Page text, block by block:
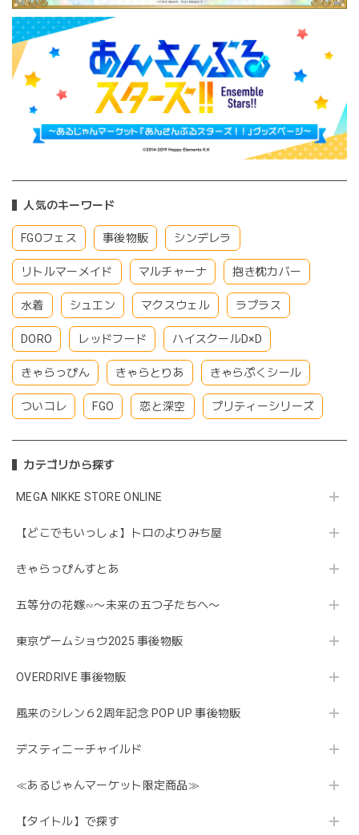
人気のキーワード
FGOフェス 事後物販 シンデレラ
リトルマーメイド マルチャーナ 抱き枕カバー
水着 シュエン マクスウェル ラプラス
DORO レッドフード ハイスクールD×D
きゃらっぴん きゃらとりあ きゃらぷくシール
ついコレ FGO 恋と深空 プリティーシリーズ
カテゴリから探す
MEGA NIKKE STORE ONLINE
【どこでもいっしょ】トロのよりみち屋
きゃらっぴんすとあ
五等分の花嫁∽〜未来の五つ子たちへ〜
東京ゲームショウ2025 事後物販
OVERDRIVE 事後物販
風来のシレン６2周年記念 POP UP 事後物販
デスティニーチャイルド
≪あるじゃんマーケット限定商品≫
【タイトル】で探す